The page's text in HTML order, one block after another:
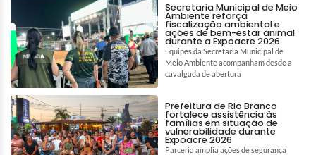
Secretaria Municipal de Meio
Ambiente reforça
fiscalização ambiental e
ações de bem-estar animal
durante a Expoacre 2026
Equipes da Secretaria Municipal de
Meio Ambiente acompanham desde a
cavalgada de abertura
Prefeitura de Rio Branco
fortalece assistência às
famílias em situação de
vulnerabilidade durante
Expoacre 2026
Parceria amplia ações de segurança